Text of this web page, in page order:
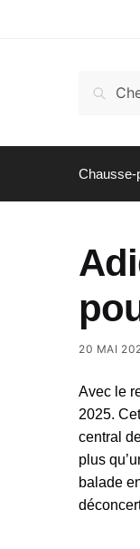
pour :
Chausse-
20 MAI
Avec le
2025.
central
plus
balade